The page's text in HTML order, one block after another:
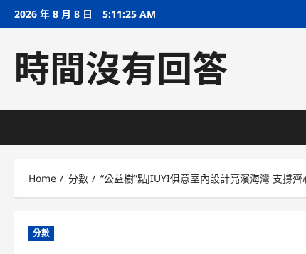
Skip2026 年 8 月 8 日 5:11:25 AM
時間沒有回答
Home 分數 “公益樹”點JIUYI俱意室內設計亮濱海灣 支撐
分數